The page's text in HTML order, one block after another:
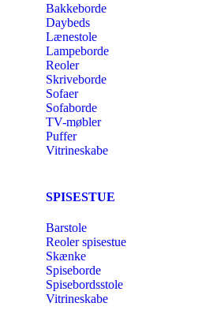
Bakkeborde
Daybeds
Lænestole
Lampeborde
Reoler
Skriveborde
Sofaer
Sofaborde
TV-møbler
Puffer
Vitrineskabe
SPISESTUE
Barstole
Reoler spisestue
Skænke
Spiseborde
Spisebordsstole
Vitrineskabe